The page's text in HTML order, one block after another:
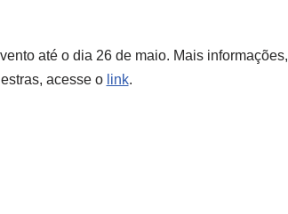
até o dia 26 de maio. Mais informações,
acesse o link.